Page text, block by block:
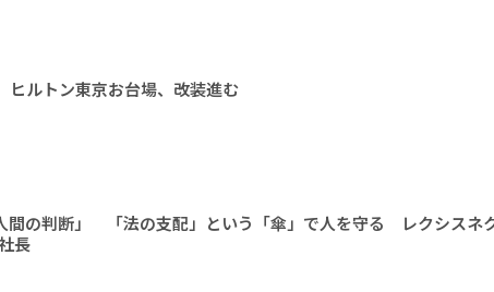
ルトン東京お台場、改装進む
間の判断」 「法の支配」という「傘」で人を守る レクシスネ
長